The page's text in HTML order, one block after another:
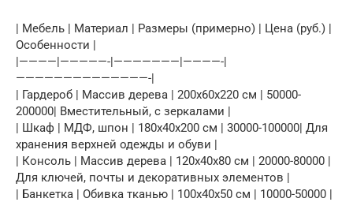
| Мебель | Материал | Размеры (примерно) | Цена (руб.) |
Особенности |
|————|—————-|———————|————-|
——————————————-|
| Гардероб | Массив дерева | 200x60x220 см | 50000-
200000| Вместительный, с зеркалами |
| Шкаф | МДФ, шпон | 180x40x200 см | 30000-100000| Для
хранения верхней одежды и обуви |
| Консоль | Массив дерева | 120x40x80 см | 20000-80000 |
Для ключей, почты и декоративных элементов |
| Банкетка | Обивка тканью | 100x40x50 см | 10000-50000 |